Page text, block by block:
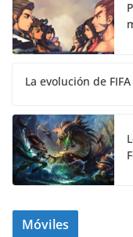
La evolución de FIFA
Móviles